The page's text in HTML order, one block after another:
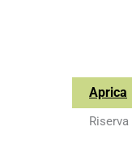
Aprica